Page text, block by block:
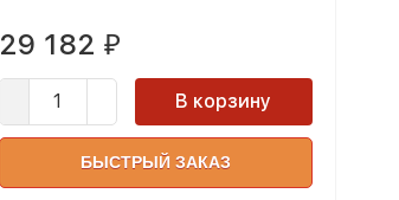
29 182 ₽
В корзину
БЫСТРЫЙ ЗАКАЗ